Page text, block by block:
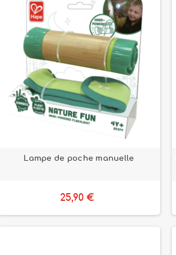
Lampe de poche manuelle
25,90 €